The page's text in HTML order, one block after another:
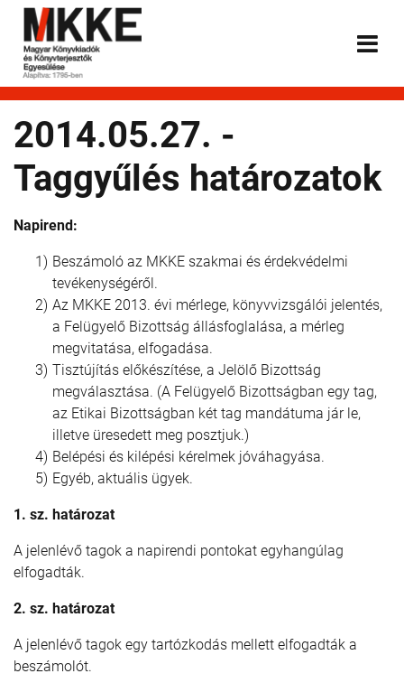
2014.05.27. -
Taggyűlés határozatok
Napirend:
Beszámoló az MKKE szakmai és érdekvédelmi
tevékenységéről.
Az MKKE 2013. évi mérlege, könyvvizsgálói jelentés,
a Felügyelő Bizottság állásfoglalása, a mérleg
megvitatása, elfogadása.
Tisztújítás előkészítése, a Jelölő Bizottság
megválasztása. (A Felügyelő Bizottságban egy tag,
az Etikai Bizottságban két tag mandátuma jár le,
illetve üresedett meg posztjuk.)
Belépési és kilépési kérelmek jóváhagyása.
Egyéb, aktuális ügyek.
1. sz. határozat
A jelenlévő tagok a napirendi pontokat egyhangúlag
elfogadták.
2. sz. határozat
A jelenlévő tagok egy tartózkodás mellett elfogadták a
beszámolót.